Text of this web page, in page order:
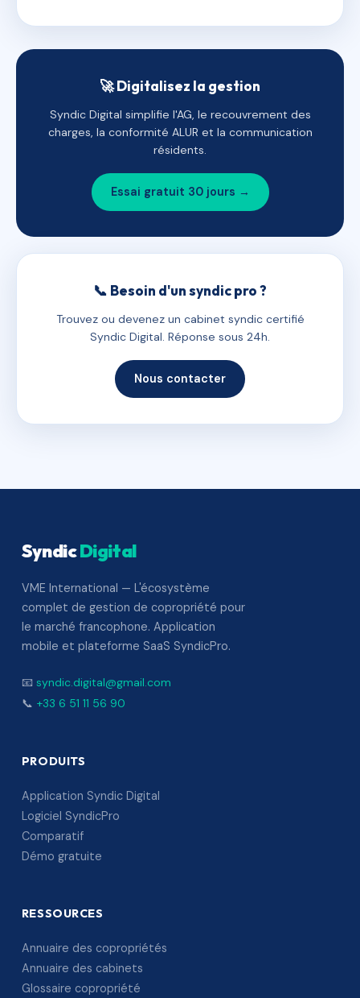
🚀 Digitalisez la gestion
Syndic Digital simplifie l'AG, le recouvrement des
charges, la conformité ALUR et la communication
résidents.
Essai gratuit 30 jours →
📞 Besoin d'un syndic pro ?
Trouvez ou devenez un cabinet syndic certifié
Syndic Digital. Réponse sous 24h.
Nous contacter
SyndicDigital
VME International — L'écosystème
complet de gestion de copropriété pour
le marché francophone. Application
mobile et plateforme SaaS SyndicPro.
📧 syndic.digital@gmail.com
📞 +33 6 51 11 56 90
PRODUITS
Application Syndic Digital
Logiciel SyndicPro
Comparatif
Démo gratuite
RESSOURCES
Annuaire des copropriétés
Annuaire des cabinets
Glossaire copropriété